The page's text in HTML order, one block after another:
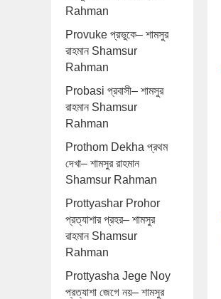
Rahman
Provuke প্রভুকে– শামসুর
রাহমান Shamsur
Rahman
Probasi প্রবাসী– শামসুর
রাহমান Shamsur
Rahman
Prothom Dekha প্রথম
দেখা– শামসুর রাহমান
Shamsur Rahman
Prottyashar Prohor
প্রত্যাশার প্রহর– শামসুর
রাহমান Shamsur
Rahman
Prottyasha Jege Noy
প্রত্যাশা জেগে নয়– শামসুর